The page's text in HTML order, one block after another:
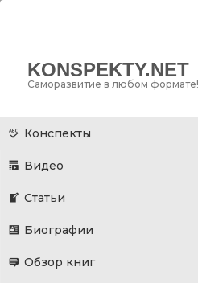
KONSPEKTY.NET
Саморазвитие в любом формате!
Главное меню
основному
Конспекты
Видео
Статьи
Биографии
Обзор книг